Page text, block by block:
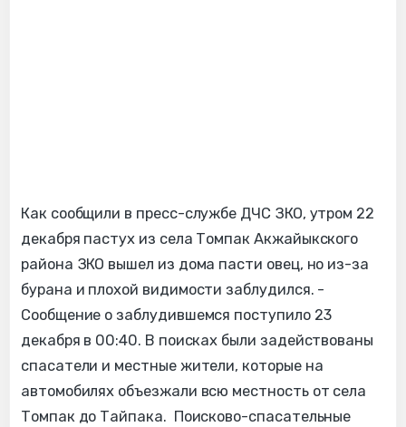
Как сообщили в пресс-службе ДЧС ЗКО, утром 22
декабря пастух из села Томпак Акжайыкского
района ЗКО вышел из дома пасти овец, но из-за
бурана и плохой видимости заблудился. -
Сообщение о заблудившемся поступило 23
декабря в 00:40. В поисках были задействованы
спасатели и местные жители, которые на
автомобилях объезжали всю местность от села
Томпак до Тайпака. Поисково-спасательные